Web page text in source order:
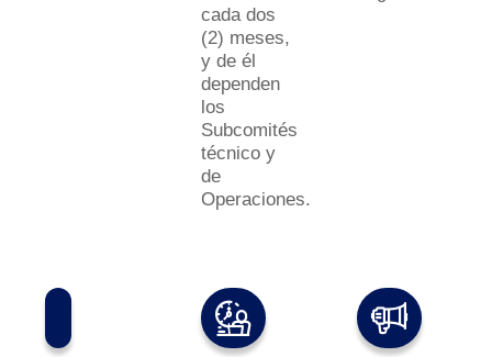
cada dos
(2) meses,
y de él
dependen
los
Subcomités
técnico y
de
Operaciones.